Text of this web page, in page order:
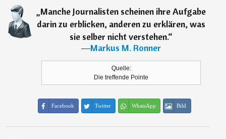
„Manche Journalisten scheinen ihre Aufgabe
darin zu erblicken, anderen zu erklären, was
sie selber nicht verstehen.“
―Markus M. Ronner
Quelle:
Die treffende Pointe
Facebook Twitter WhatsApp Bild